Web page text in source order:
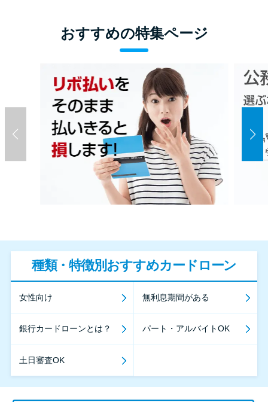
おすすめの特集ページ
種類・特徴別おすすめカードローン
女性向け 無利息期間がある
銀行カードローンとは？ パート・アルバイトOK
土日審査OK